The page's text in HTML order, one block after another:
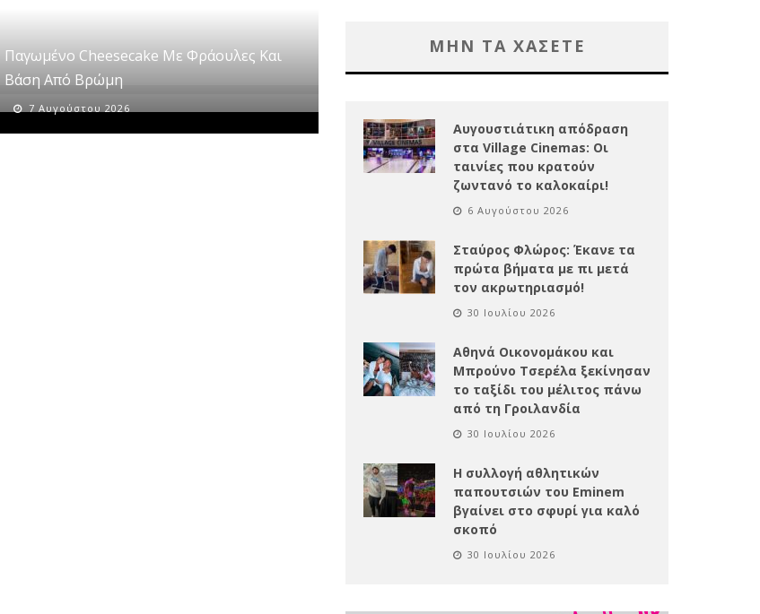
Παγωμένο Cheesecake Με Φράουλες Και
Βάση Από Βρώμη
7 Αυγούστου 2026
ΜΗΝ ΤΑ ΧΑΣΕΤΕ
Αυγουστιάτικη απόδραση
στα Village Cinemas: Οι
ταινίες που κρατούν
ζωντανό το καλοκαίρι!
6 Αυγούστου 2026
Σταύρος Φλώρος: Έκανε τα
πρώτα βήματα με πι μετά
τον ακρωτηριασμό!
30 Ιουλίου 2026
Αθηνά Οικονομάκου και
Μπρούνο Τσερέλα ξεκίνησαν
το ταξίδι του μέλιτος πάνω
από τη Γροιλανδία
30 Ιουλίου 2026
Η συλλογή αθλητικών
παπουτσιών του Eminem
βγαίνει στο σφυρί για καλό
σκοπό
30 Ιουλίου 2026